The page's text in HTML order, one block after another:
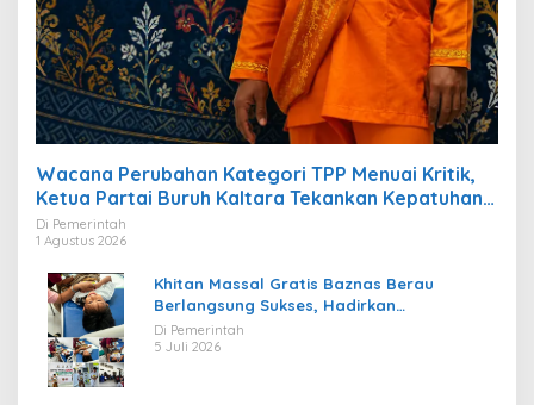
Wacana Perubahan Kategori TPP Menuai Kritik,
Ketua Partai Buruh Kaltara Tekankan Kepatuhan
Regulasi
Di Pemerintah
1 Agustus 2026
Khitan Massal Gratis Baznas Berau
Berlangsung Sukses, Hadirkan
Kebahagiaan bagi Puluhan Anak
Di Pemerintah
5 Juli 2026